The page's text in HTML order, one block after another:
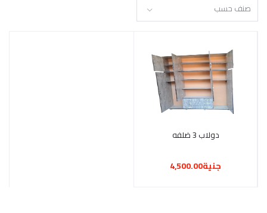
صنف حسب
أضف إلى السلة
دولاب 3 ضلفه
جنية4,500.00